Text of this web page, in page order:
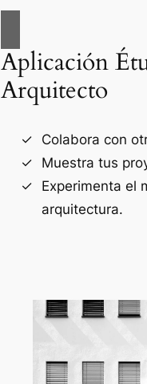
Aplicación
Arquitecto
Colabora con
Muestra tus
Experimenta el
arquitectura.